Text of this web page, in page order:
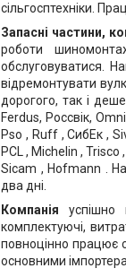
сільгосптехніки.
Запасні частини,
роботи
обслуговуватися.
відремонтувати
дорогого, так і
Ferdus, Россвік,
Pso , Ruff , СибЕк ,
PCL , Michelin ,
Sicam , Hofmann .
два дні.
Компанія
комплектуючі,
повноцінно працює
основними